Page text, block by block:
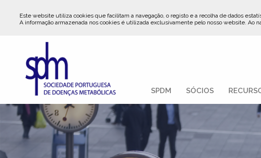
Este website utiliza cookies que facilitam a navegação, o registo e a recolha de dados
A informação armazenada nos cookies é utilizada exclusivamente pelo nosso website.Ao
SPDM SÓCIOS